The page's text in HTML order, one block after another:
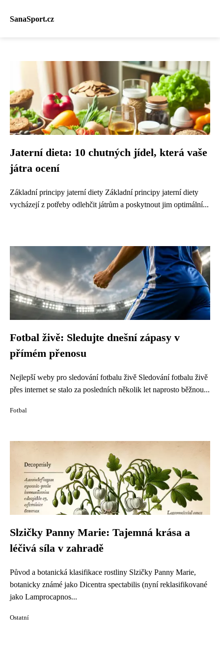
SanaSport.cz
Jaterní dieta: 10 chutných jídel, která vaše
játra ocení
Základní principy jaterní diety Základní principy jaterní diety
vycházejí z potřeby odlehčit játrům a poskytnout jim optimální...
Fotbal živě: Sledujte dnešní zápasy v
přímém přenosu
Nejlepší weby pro sledování fotbalu živě Sledování fotbalu živě
přes internet se stalo za posledních několik let naprosto běžnou...
Fotbal
Slzičky Panny Marie: Tajemná krása a
léčivá síla v zahradě
Původ a botanická klasifikace rostliny Slzičky Panny Marie,
botanicky známé jako Dicentra spectabilis (nyní reklasifikované
jako Lamprocapnos...
Ostatní